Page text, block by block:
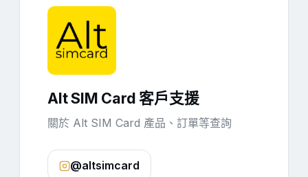
Alt SIM Card 客戶支援
關於 Alt SIM Card 產品、訂單等查詢
@altsimcard